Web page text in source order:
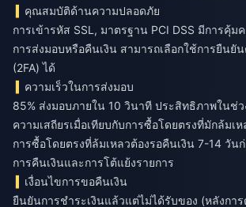
คุณสมบัติด้านความปลอดภัย
การเข้ารหัส SSL, มาตรฐาน PCI DSS มีการคุ้ม
การส่งมอบหรือคืนเงิน สามารถเลือกใช้การยืนยั
(2FA) ได้
ความเร็วในการส่งมอบ
85% ส่งมอบภายใน 10 วินาที ประสิทธิภาพในช่ว
ความเสถียรเมื่อเทียบกับการซื้อโดยตรงที่มักล้มเ
การซื้อโดยตรงที่ล้มเหลวต้องรอคืนเงิน 7-14 วัน
การคืนเงินและการโต้แย้งรายการ
เงื่อนไขการขอคืนเงิน
ยืนยันการชำระเงินแล้วแต่ไม่ได้รับของ (หลังกา